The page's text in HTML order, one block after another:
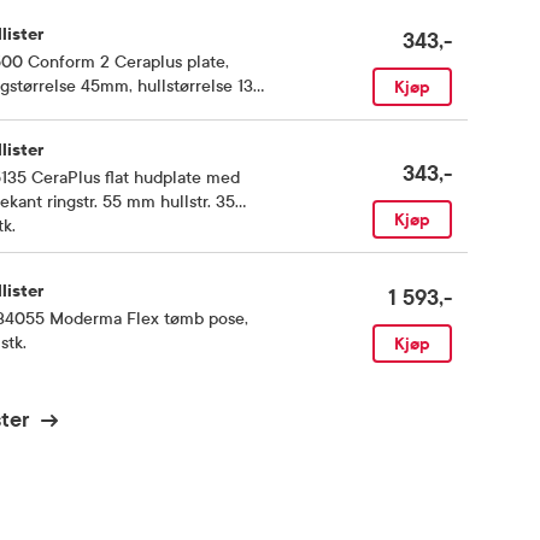
Conform 2 Ceraplus plate,
45mm, hullstørrelse 13-
343,-
Kjøp
CeraPlus flat hudplate med
ringstr. 55 mm hullstr. 35
,
343,-
Kjøp
Moderma Flex tømb pose,
1 593,-
Kjøp